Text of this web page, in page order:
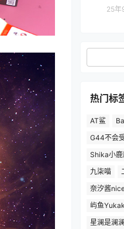
25年
热门标
AT鲨
G44不会
Shika小鹿
九柒喵
奈汐酱
屿鱼
星澜是澜